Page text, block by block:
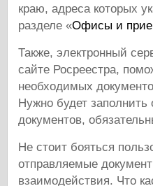
краю, адреса которых
разделе «Офисы и
Также, электронный
сайте Росреестра,
необходимых
Нужно будет заполнить
документов,
Не стоит бояться
отправляемые
взаимодействия. Что